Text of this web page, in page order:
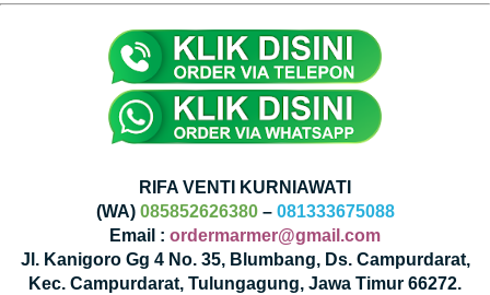
RIFA VENTI KURNIAWATI
(WA) 085852626380– 081333675088
Email : ordermarmer@gmail.com
Jl. Kanigoro Gg 4 No. 35, Blumbang, Ds. Campurdarat,
Kec. Campurdarat, Tulungagung, Jawa Timur 66272.